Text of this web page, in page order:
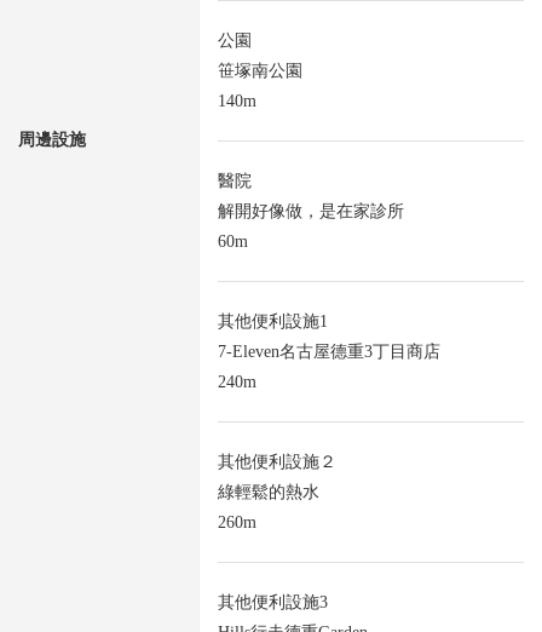
周邊設施
公園
笹塚南公園
140m
醫院
解開好像做，是在家診所
60m
其他便利設施1
7-Eleven名古屋德重3丁目商店
240m
其他便利設施２
綠輕鬆的熱水
260m
其他便利設施3